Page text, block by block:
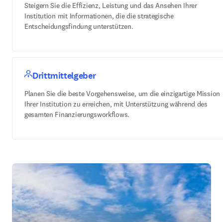
Steigern Sie die Effizienz, Leistung und das Ansehen Ihrer
Institution mit Informationen, die die strategische
Entscheidungsfindung unterstützen.
Drittmittelgeber
Planen Sie die beste Vorgehensweise, um die einzigartige Mission
Ihrer Institution zu erreichen, mit Unterstützung während des
gesamten Finanzierungsworkflows.